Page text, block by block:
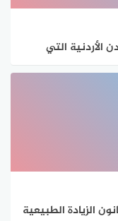
الأردنية التي
الزيادة
الزيادة الطبيعية